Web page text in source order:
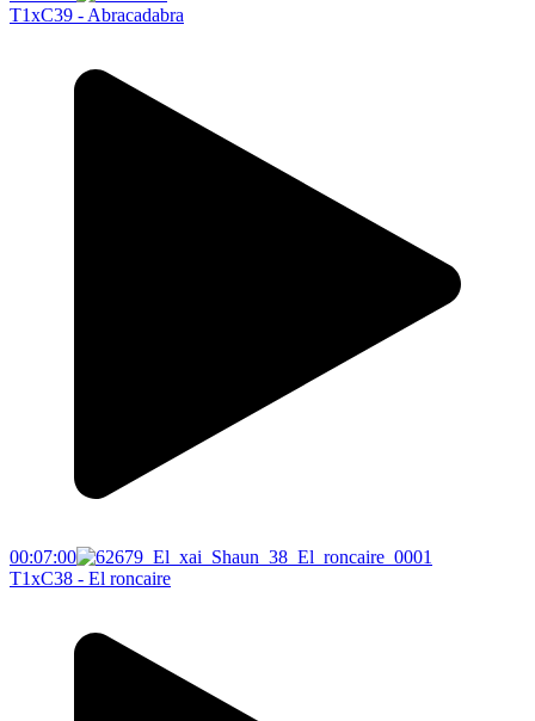
T1xC39 - Abracadabra
00:07:00
T1xC38 - El roncaire